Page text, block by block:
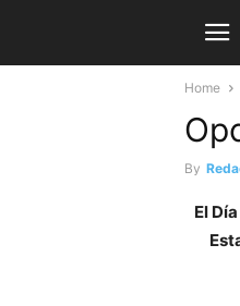
Home
By
El